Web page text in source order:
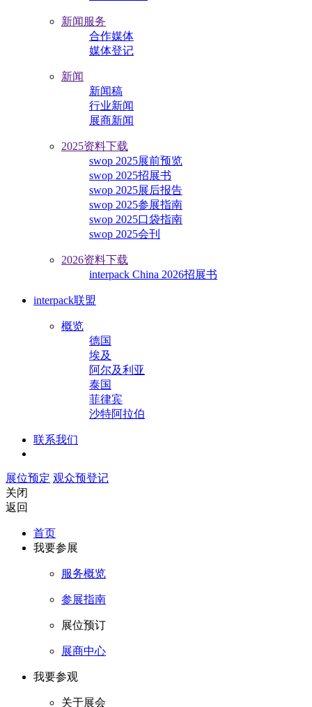
新闻服务
合作媒体
媒体登记
新闻
新闻稿
行业新闻
展商新闻
2025资料下载
swop 2025展前预览
swop 2025招展书
swop 2025展后报告
swop 2025参展指南
swop 2025口袋指南
swop 2025会刊
2026资料下载
interpack China 2026招展书
interpack联盟
概览
德国
埃及
阿尔及利亚
泰国
菲律宾
沙特阿拉伯
联系我们
展位预定 观众预登记
关闭
返回
首页
我要参展
服务概览
参展指南
展位预订
展商中心
我要参观
关于展会